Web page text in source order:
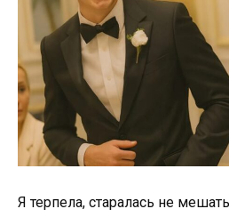
Я терпела, старалась не